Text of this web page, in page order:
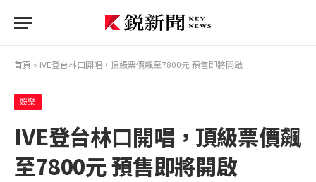
首頁 » IVE登台林口開唱，頂級票價飆至7800元 預售即將開啟
娛樂
IVE登台林口開唱，頂級票價飆
至7800元 預售即將開啟